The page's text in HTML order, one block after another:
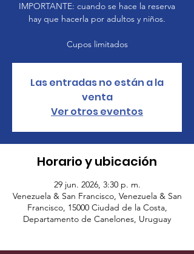
IMPORTANTE: cuando se hace la reserva
hay que hacerla por adultos y niños.
Cupos limitados
Las entradas no están a la
venta
Ver otros eventos
Horario y ubicación
29 jun. 2026, 3:30 p. m.
Venezuela & San Francisco, Venezuela & San
Francisco, 15000 Ciudad de la Costa,
Departamento de Canelones, Uruguay